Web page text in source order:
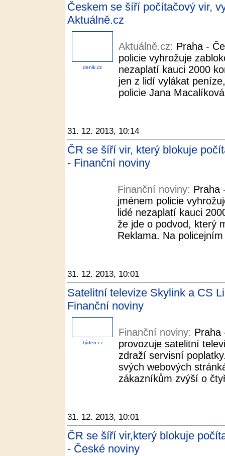
Českem se šíří počítačový vir,
Aktuálně.cz
denik.cz
Aktuálně.cz: Praha -
policie vyhrožuje
nezaplatí kauci 2000
jen z lidí vylákat
policie Jana
31. 12. 2013, 10:14
ČR se šíří vir, který blokuje
- Finanční noviny
Finanční noviny: Praha
jménem policie
lidé nezaplatí kauci
že jde o podvod, který
Reklama. Na
31. 12. 2013, 10:01
Satelitní televize Skylink a CS
Finanční noviny
Týden.cz
Finanční noviny: Praha
provozuje satelitní
zdraží servisní
svých webových
zákazníkům zvýší o
31. 12. 2013, 10:01
ČR se šíří vir,který blokuje
- České noviny